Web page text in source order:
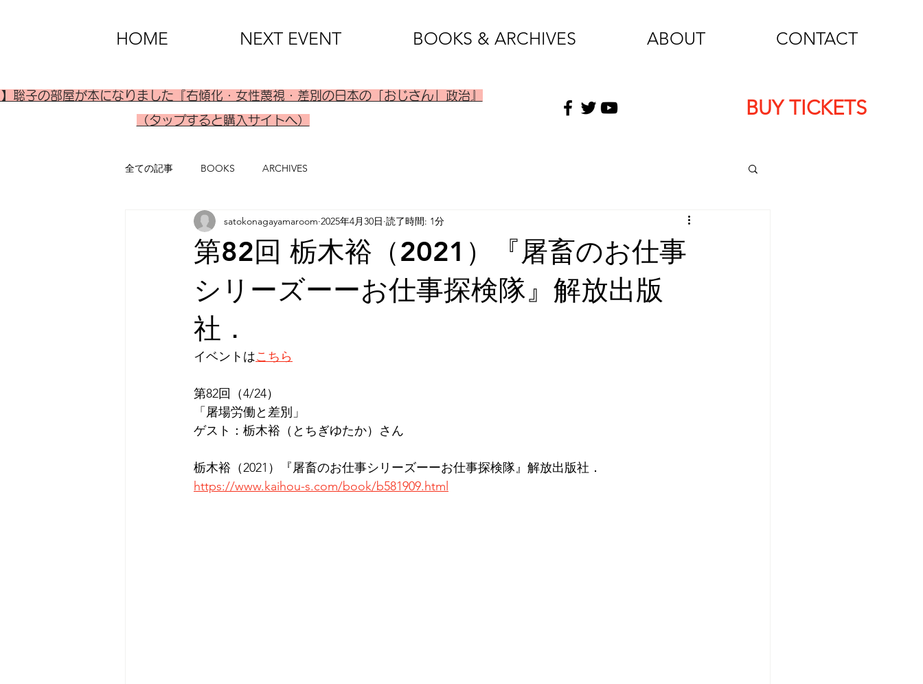
HOME NEXT EVENT BOOKS & ARCHIVES ABOUT CONTACT
BUY TICKETS
聡子の部屋が本になりました『右傾化・女性蔑視・差別の日本の「おじさん」政治』
（タップすると購入サイトへ）
全ての記事 BOOKS ARCHIVES
第82回 栃木裕（2021）『屠畜のお仕事
シリーズーーお仕事探検隊』解放出版
社．
satokonagayamaroom 2025年4月30日 読了時間: 1分
イベントはこちら
第82回（4/24）
「屠場労働と差別」
ゲスト：栃木裕（とちぎゆたか）さん
栃木裕（2021）『屠畜のお仕事シリーズーーお仕事探検隊』解放出版社．
https://www.kaihou-s.com/book/b581909.html